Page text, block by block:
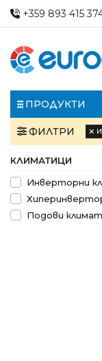
+359 893 415
ПРОДУКТИ
ФИЛТРИ
КЛИМАТИЦИ
Инверторни
Подови